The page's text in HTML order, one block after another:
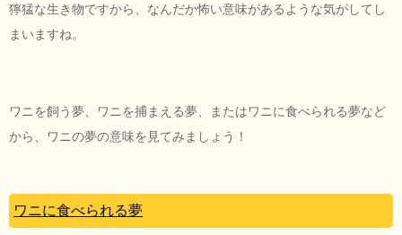
獰猛な生き物ですから、なんだか怖い意味があるような気がしてし
まいますね。
ワニを飼う夢、ワニを捕まえる夢、またはワニに食べられる夢など
から、ワニの夢の意味を見てみましょう！
ワニに食べられる夢